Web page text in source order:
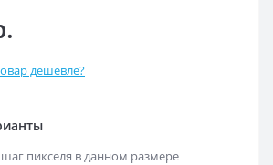
дешевле?
пикселя в данном размере